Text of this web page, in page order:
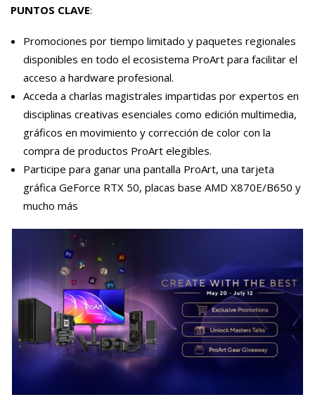
PUNTOS CLAVE:
Promociones por tiempo limitado y paquetes regionales
disponibles en todo el ecosistema ProArt para facilitar el
acceso a hardware profesional.
Acceda a charlas magistrales impartidas por expertos en
disciplinas creativas esenciales como edición multimedia,
gráficos en movimiento y corrección de color con la
compra de productos ProArt elegibles.
Participe para ganar una pantalla ProArt, una tarjeta
gráfica GeForce RTX 50, placas base AMD X870E/B650 y
mucho más